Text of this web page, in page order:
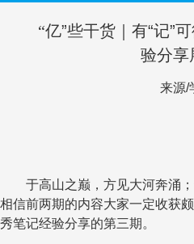
“亿”些干货｜有“记”
验分享
来源/
于高山之巅，方见大河奔涌
相信前两期的内容大家一定收获
秀笔记经验分享的第三期。